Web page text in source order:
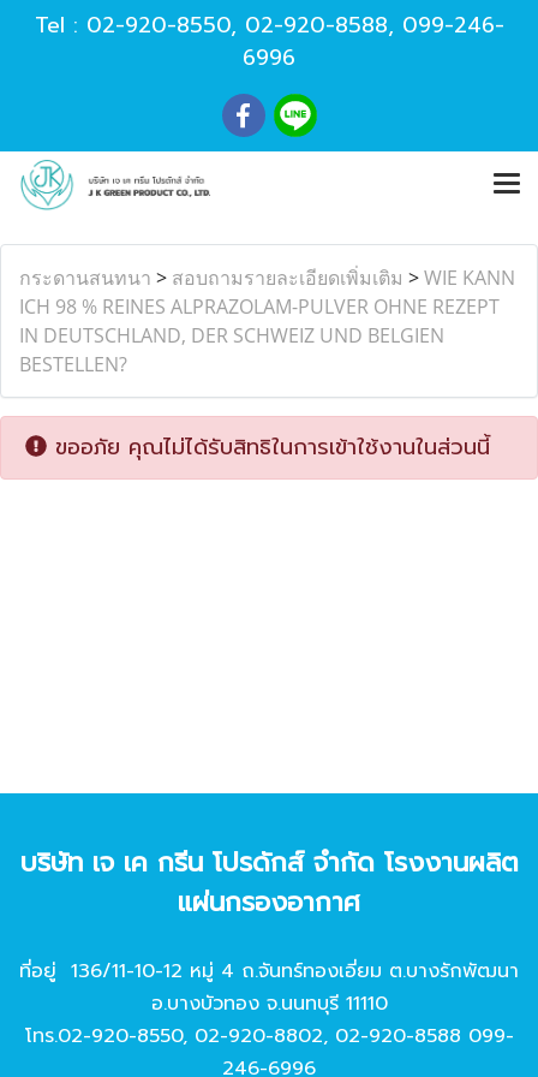
Tel : 02-920-8550, 02-920-8588, 099-246-
6996
กระดานสนทนา > สอบถามรายละเอียดเพิ่มเติม >WIE KANN
ICH 98 % REINES ALPRAZOLAM-PULVER OHNE REZEPT
IN DEUTSCHLAND, DER SCHWEIZ UND BELGIEN
BESTELLEN?
ขออภัย คุณไม่ได้รับสิทธิในการเข้าใช้งานในส่วนนี้
บริษัท เจ เค กรีน โปรดักส์ จํากัด โรงงานผลิต
แผ่นกรองอากาศ
ที่อยู่ 136/11-10-12 หมู่ 4 ถ.จันทร์ทองเอี่ยม ต.บางรักพัฒนา
อ.บางบัวทอง จ.นนทบุรี 11110
โทร.02-920-8550, 02-920-8802, 02-920-8588 099-
246-6996